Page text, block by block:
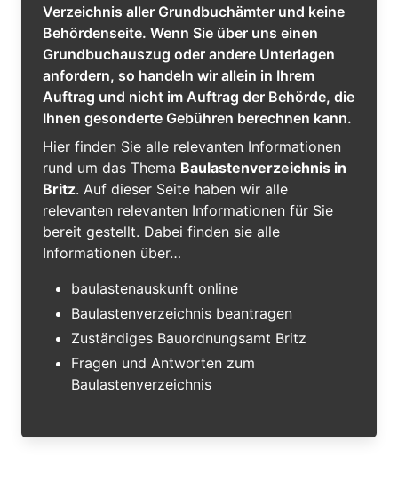
Verzeichnis aller Grundbuchämter und keine
Behördenseite. Wenn Sie über uns einen
Grundbuchauszug oder andere Unterlagen
anfordern, so handeln wir allein in Ihrem
Auftrag und nicht im Auftrag der Behörde, die
Ihnen gesonderte Gebühren berechnen kann.
Hier finden Sie alle relevanten Informationen
rund um das Thema Baulastenverzeichnis in
Britz. Auf dieser Seite haben wir alle
relevanten relevanten Informationen für Sie
bereit gestellt. Dabei finden sie alle
Informationen über…
baulastenauskunft online
Baulastenverzeichnis beantragen
Zuständiges Bauordnungsamt Britz
Fragen und Antworten zum
Baulastenverzeichnis